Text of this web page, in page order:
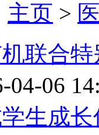
主页 >
联合
04-06
生成